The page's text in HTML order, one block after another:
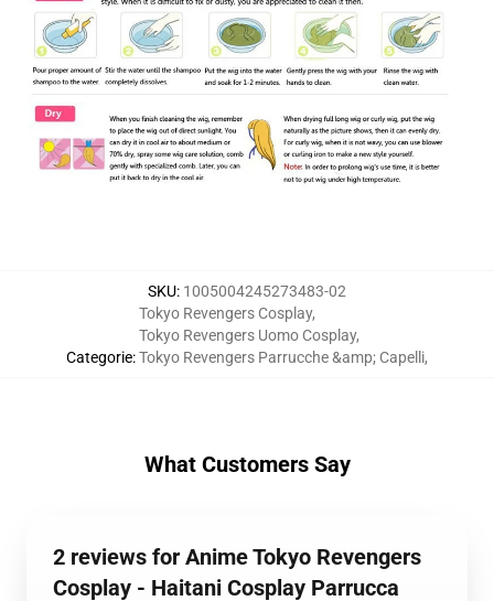
SKU: 1005004245273483-02
Categorie:
Tokyo Revengers Cosplay,
Tokyo Revengers Uomo Cosplay,
Tokyo Revengers Parrucche &amp; Capelli,
What Customers Say
2 reviews for Anime Tokyo Revengers
Cosplay - Haitani Cosplay Parrucca